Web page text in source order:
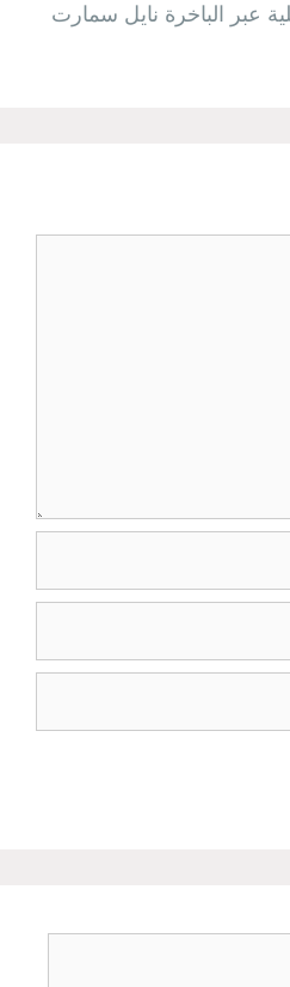
عبر الباخرة نايل سمارت